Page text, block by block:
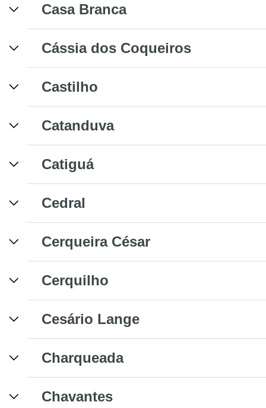
Casa Branca
Cássia dos Coqueiros
Castilho
Catanduva
Catiguá
Cedral
Cerqueira César
Cerquilho
Cesário Lange
Charqueada
Chavantes